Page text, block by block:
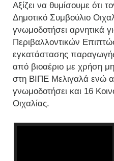
Αξίζει να θυμίσουμε ότι
Δημοτικό Συμβούλιο
γνωμοδοτήσει αρνητικά
Περιβαλλοντικών
εγκατάστασης παραγωγής
από βιοαέριο με χρήση
στη ΒΙΠΕ Μελιγαλά ενώ
γνωμοδοτήσει και 16
Οιχαλίας.